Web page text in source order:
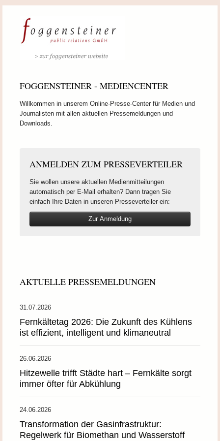
FOGGENSTEINER - MEDIENCENTER
Willkommen in unserem Online-Presse-Center für Medien und
Journalisten mit allen aktuellen Pressemeldungen und
Downloads.
ANMELDEN ZUM PRESSEVERTEILER
Sie wollen unsere aktuellen Medienmitteilungen
automatisch per E-Mail erhalten? Dann tragen Sie
einfach Ihre Daten in unseren Presseverteiler ein:
Zur Anmeldung
AKTUELLE PRESSEMELDUNGEN
31.07.2026
Fernkältetag 2026: Die Zukunft des Kühlens
ist effizient, intelligent und klimaneutral
26.06.2026
Hitzewelle trifft Städte hart – Fernkälte sorgt
immer öfter für Abkühlung
24.06.2026
Transformation der Gasinfrastruktur:
Regelwerk für Biomethan und Wasserstoff